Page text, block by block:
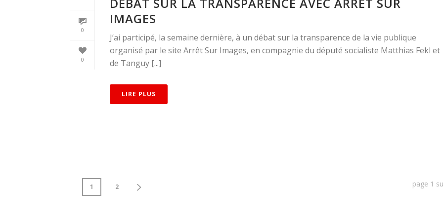
0
0
IMAGES
J’ai participé, la semaine dernière, à un débat sur la transparence de la vie publique
organisé par le site Arrêt Sur Images, en compagnie du député socialiste Matthias Fekl et
de Tanguy [...]
LIRE PLUS
1 2 page 1